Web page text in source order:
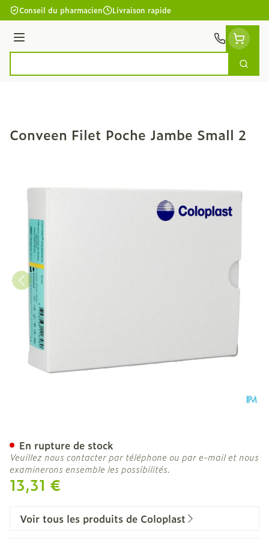
Aller au contenu
Conseil du pharmacien Livraison rapide
Menu
Conveen Filet Poche Jambe Small 2
13,31 €
En rupture de stock
Veuillez nous contacter par téléphone ou par e-mail et nous
examinerons ensemble les possibilités.
Voir tous les produits de Coloplast